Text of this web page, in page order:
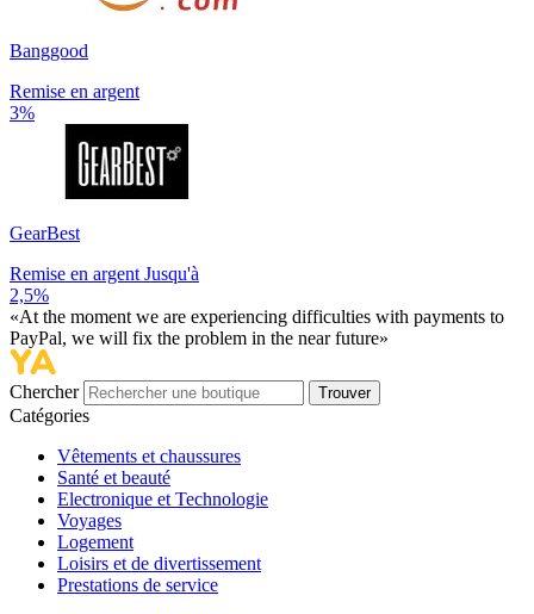
Banggood
Remise en argent
3%
GearBest
Remise en argent Jusqu'à
2,5%
«At the moment we are experiencing difficulties with payments to
PayPal, we will fix the problem in the near future»
Chercher Trouver
Catégories
Vêtements et chaussures
Santé et beauté
Electronique et Technologie
Voyages
Logement
Loisirs et de divertissement
Prestations de service